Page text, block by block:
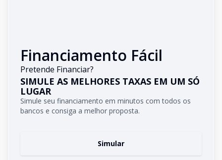
Financiamento Fácil
Pretende Financiar?
SIMULE AS MELHORES TAXAS EM UM SÓ
LUGAR
Simule seu financiamento em minutos com todos os
bancos e consiga a melhor proposta.
Simular